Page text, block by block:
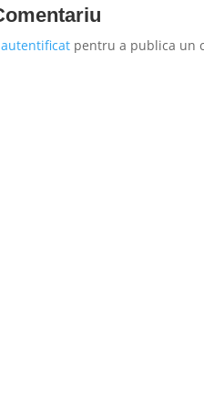
autentificat pentru a publica un